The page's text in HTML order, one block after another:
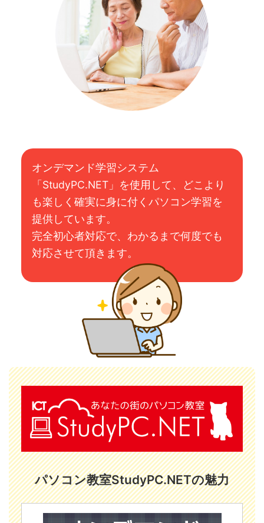
オンデマンド学習システム
「StudyPC.NET」を使用して、どこより
も楽しく確実に身に付くパソコン学習を
提供しています。
完全初心者対応で、わかるまで何度でも
対応させて頂きます。
パソコン教室StudyPC.NETの魅力